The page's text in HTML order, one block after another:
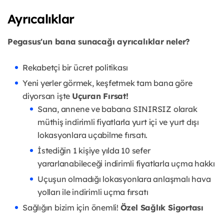
Ayrıcalıklar
Pegasus'un bana sunacağı ayrıcalıklar neler?
Rekabetçi bir ücret politikası
Yeni yerler görmek, keşfetmek tam bana göre
diyorsan işte Uçuran Fırsat!
Sana, annene ve babana SINIRSIZ olarak
müthiş indirimli fiyatlarla yurt içi ve yurt dışı
lokasyonlara uçabilme fırsatı.
İstediğin 1 kişiye yılda 10 sefer
yararlanabileceği indirimli fiyatlarla uçma hakkı
Uçuşun olmadığı lokasyonlara anlaşmalı hava
yolları ile indirimli uçma fırsatı
Sağlığın bizim için önemli! Özel Sağlık Sigortası